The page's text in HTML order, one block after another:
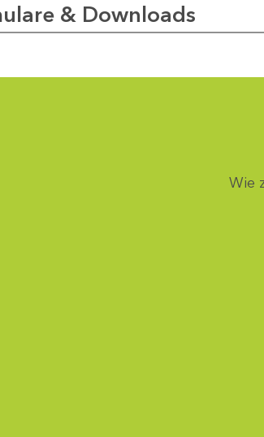
& Downloads
Wie